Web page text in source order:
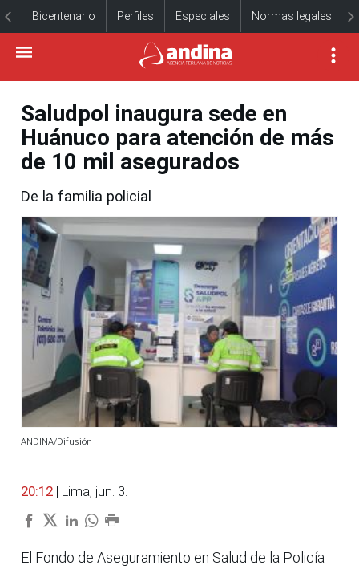
Bicentenario Perfiles Especiales Normas legales
Saludpol inaugura sede en
Huánuco para atención de más
de 10 mil asegurados
De la familia policial
ANDINA/Difusión
20:12 | Lima, jun. 3.
El Fondo de Aseguramiento en Salud de la Policía